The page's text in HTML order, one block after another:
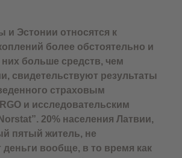
и Эстонии относятся к
более обстоятельно и
больше средств, чем
свидетельствуют результаты
страховым
и исследовательским
20% населения Латвии,
пятый житель, не
вообще, в то время как